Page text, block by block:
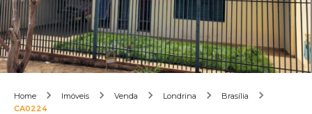
Home Imóveis Venda Londrina
Brasília
CA0224